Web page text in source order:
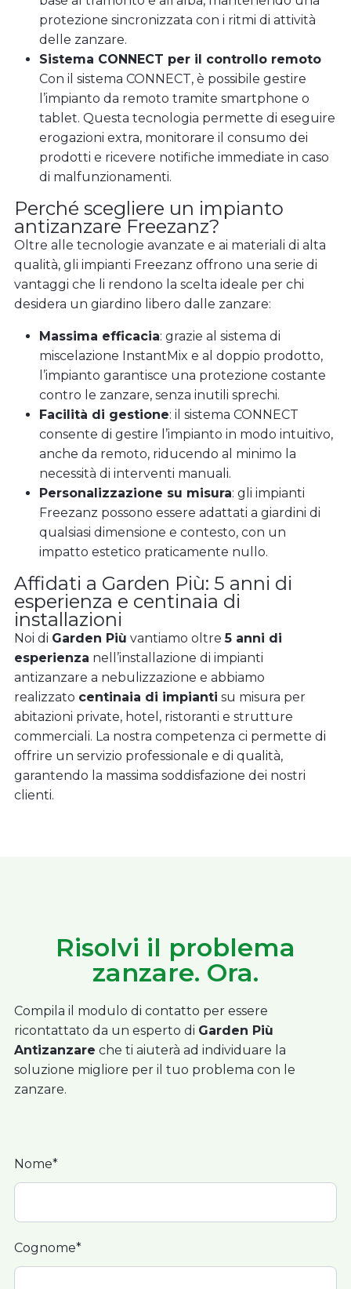
protezione sincronizzata con i ritmi di attività
delle zanzare.
Sistema CONNECT per il controllo remoto
Con il sistema CONNECT, è possibile gestire
l’impianto da remoto tramite smartphone o
tablet. Questa tecnologia permette di eseguire
erogazioni extra, monitorare il consumo dei
prodotti e ricevere notifiche immediate in caso
di malfunzionamenti.
Perché scegliere un impianto
antizanzare Freezanz?
Oltre alle tecnologie avanzate e ai materiali di alta
qualità, gli impianti Freezanz offrono una serie di
vantaggi che li rendono la scelta ideale per chi
desidera un giardino libero dalle zanzare:
Massima efficacia: grazie al sistema di
miscelazione InstantMix e al doppio prodotto,
l’impianto garantisce una protezione costante
contro le zanzare, senza inutili sprechi.
Facilità di gestione: il sistema CONNECT
consente di gestire l’impianto in modo intuitivo,
anche da remoto, riducendo al minimo la
necessità di interventi manuali.
Personalizzazione su misura: gli impianti
Freezanz possono essere adattati a giardini di
qualsiasi dimensione e contesto, con un
impatto estetico praticamente nullo.
Affidati a Garden Più: 5 anni di
esperienza e centinaia di
installazioni
Noi di Garden Più vantiamo oltre5 anni di
esperienza nell’installazione di impianti
antizanzare a nebulizzazione e abbiamo
realizzato centinaia di impianti su misura per
abitazioni private, hotel, ristoranti e strutture
commerciali. La nostra competenza ci permette di
offrire un servizio professionale e di qualità,
garantendo la massima soddisfazione dei nostri
clienti.
Risolvi il problema
zanzare. Ora.
Compila il modulo di contatto per essere
ricontattato da un esperto di Garden Più
Antizanzare che ti aiuterà ad individuare la
soluzione migliore per il tuo problema con le
zanzare.
Nome*
Cognome*